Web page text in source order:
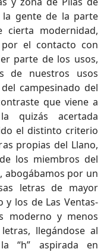
la gente de la parte
modernidad,
el contacto con
parte de los usos,
de nuestros usos
campesinado del
que viene a
quizás acertada
el distinto criterio
propias del Llano,
los miembros del
abogábamos por un
letras de mayor
y los de Las Ventas-
moderno y menos
llegándose al
“h” aspirada en